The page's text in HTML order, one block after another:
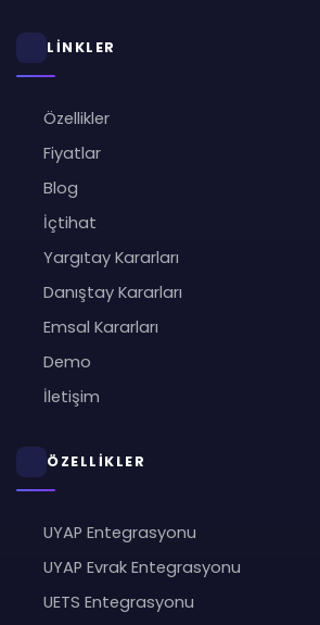
LİNKLER
Özellikler
Fiyatlar
Blog
İçtihat
Yargıtay Kararları
Danıştay Kararları
Emsal Kararları
Demo
İletişim
ÖZELLİKLER
UYAP Entegrasyonu
UYAP Evrak Entegrasyonu
UETS Entegrasyonu